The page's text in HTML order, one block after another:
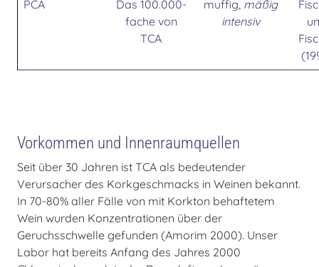
PCA
Das 100.000-
fache von
TCA
muffig, mäßig
intensiv
Vorkommen und Innenraumquellen
Seit über 30 Jahren ist TCA als bedeutender
Verursacher des Korkgeschmacks in Weinen bekannt.
In 70-80% aller Fälle von mit Korkton behaftetem
Wein wurden Konzentrationen über der
Geruchsschwelle gefunden (Amorim 2000). Unser
Labor hat bereits Anfang des Jahres 2000